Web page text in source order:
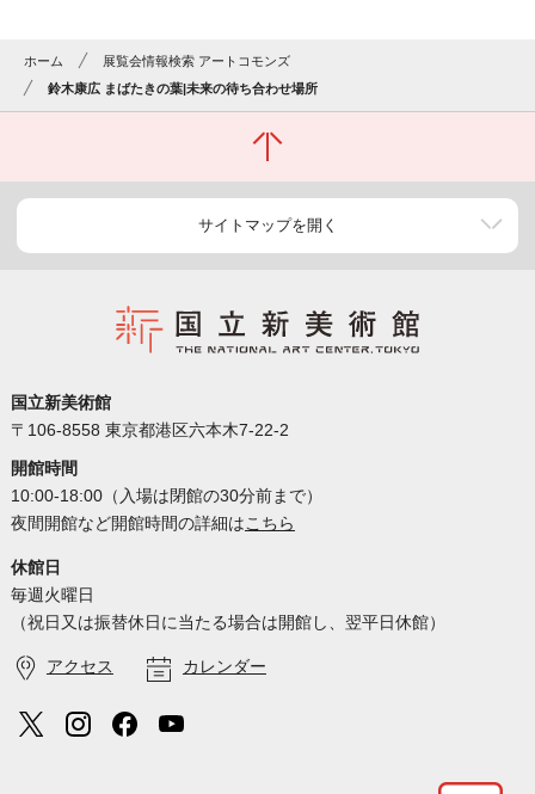
ホーム
展覧会情報検索 アートコモンズ
鈴木康広 まばたきの葉|未来の待ち合わせ場所
サイトマップを開く
国立新美術館
〒106-8558 東京都港区六本木7-22-2
開館時間
10:00-18:00（入場は閉館の30分前まで）
夜間開館など開館時間の詳細はこちら
休館日
毎週火曜日
（祝日又は振替休日に当たる場合は開館し、翌平日休館）
アクセス カレンダー